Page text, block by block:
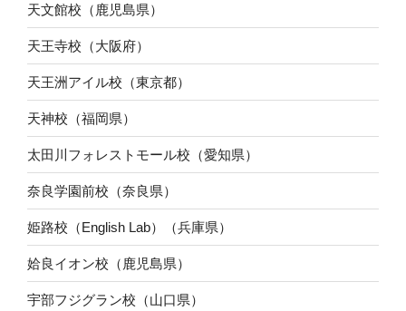
天文館校（鹿児島県）
天王寺校（大阪府）
天王洲アイル校（東京都）
天神校（福岡県）
太田川フォレストモール校（愛知県）
奈良学園前校（奈良県）
姫路校（English Lab）（兵庫県）
姶良イオン校（鹿児島県）
宇部フジグラン校（山口県）